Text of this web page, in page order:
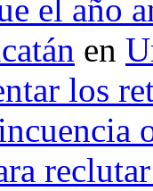
el año
en
los